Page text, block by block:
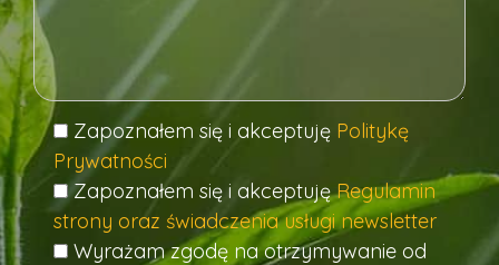
Zapoznałem się i akceptuję Politykę
Prywatności
Zapoznałem się i akceptujęRegulamin
strony oraz świadczenia usługi newsletter
Wyrażam zgodę na otrzymywanie od